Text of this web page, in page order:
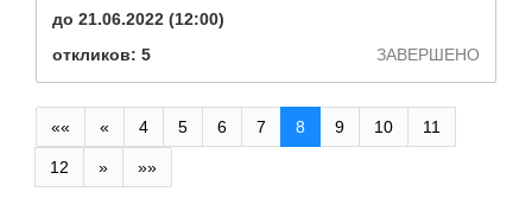
до 21.06.2022 (12:00)
откликов: 5
ЗАВЕРШЕНО
«« « 4 5 6 7 8 9 10 11
12 » »»